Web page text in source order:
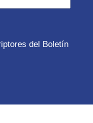
del Boletín